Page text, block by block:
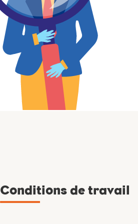
Conditions de travail